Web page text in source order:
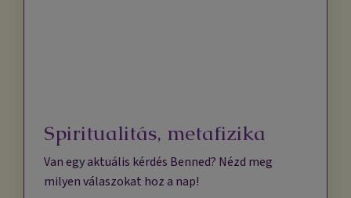
Spiritualitás, metafizika
Van egy aktuális kérdés Benned? Nézd meg
milyen válaszokat hoz a nap!